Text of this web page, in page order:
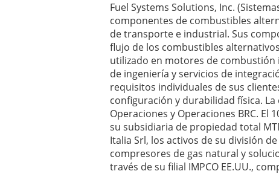
Fuel Systems Solutions, Inc.
componentes de combustibles
de transporte e industrial. Sus
flujo de los combustibles
utilizado en motores de combustión
de ingeniería y servicios de
requisitos individuales de sus
configuración y durabilidad física.
Operaciones y Operaciones BRC. El
su subsidiaria de propiedad total
Italia Srl, los activos de su división
compresores de gas natural y
través de su filial IMPCO EE.UU.,